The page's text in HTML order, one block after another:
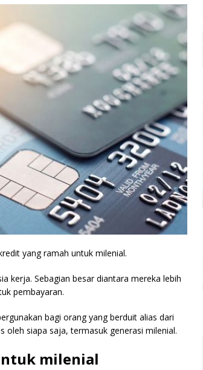
yang ramah untuk milenial.
kerja. Sebagian besar diantara mereka lebih
pembayaran.
bagi orang yang berduit alias dari
oleh siapa saja, termasuk generasi milenial.
milenial